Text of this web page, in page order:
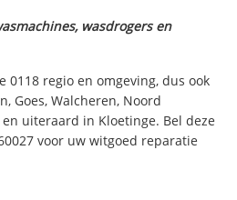
wasdrogers en
0118 regio en omgeving, dus ook
Goes, Walcheren, Noord
uiteraard in Kloetinge. Bel deze
voor uw witgoed reparatie